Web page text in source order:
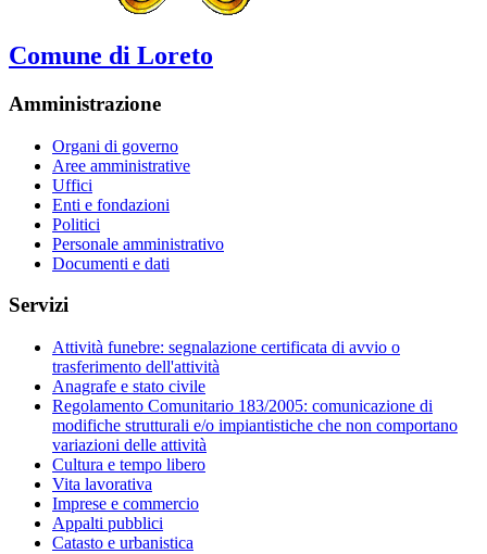
Comune di Loreto
Amministrazione
Organi di governo
Aree amministrative
Uffici
Enti e fondazioni
Politici
Personale amministrativo
Documenti e dati
Servizi
Attività funebre: segnalazione certificata di avvio o
trasferimento dell'attività
Anagrafe e stato civile
Regolamento Comunitario 183/2005: comunicazione di
modifiche strutturali e/o impiantistiche che non comportano
variazioni delle attività
Cultura e tempo libero
Vita lavorativa
Imprese e commercio
Appalti pubblici
Catasto e urbanistica